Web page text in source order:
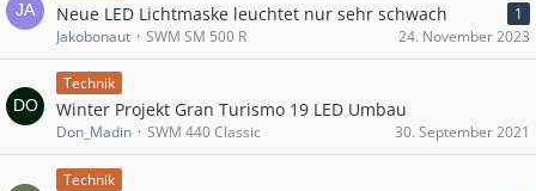
Neue LED Lichtmaske leuchtet nur sehr schwach
1
Jakobonaut
SWM SM 500 R 24. November 2023
Technik
Winter Projekt Gran Turismo 19 LED Umbau
Don_Madin SWM 440 Classic 30. September 2021
Technik